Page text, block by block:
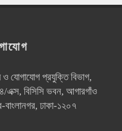
যোগাযোগ প্রযুক্তি বিভাগ,
এক্স, বিসিসি ভবন, আগারগাঁও
বাংলানগর, ঢাকা-১২০৭